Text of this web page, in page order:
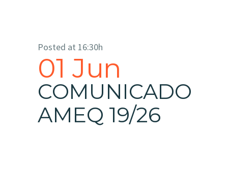
01 Jun
COMUNICADO
AMEQ 19/26
Posted at 16:30h